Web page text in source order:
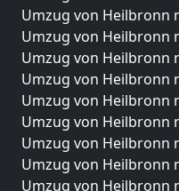
Umzug von Heilbronn
Umzug von Heilbronn
Umzug von Heilbronn
Umzug von Heilbronn
Umzug von Heilbronn
Umzug von Heilbronn
Umzug von Heilbronn
Umzug von Heilbronn
Umzug von Heilbronn